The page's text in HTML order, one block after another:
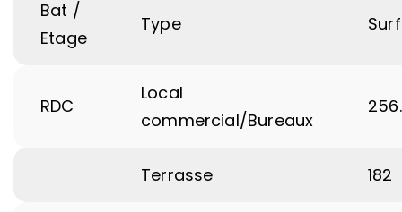
Bat /
Etage
Type
RDC
Local
commercial/Bureaux
Terrasse 182